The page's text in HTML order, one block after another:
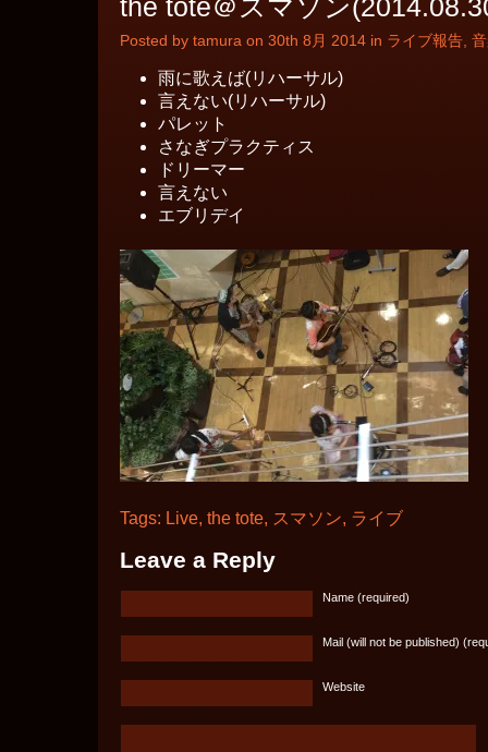
the tote＠スマソン
Posted by tamura on 30th 8月 2014 in ライブ報告
雨に歌えば(リハーサル)
言えない(リハーサル)
パレット
さなぎプラクティス
ドリーマー
言えない
エブリデイ
Tags: Live, the tote, スマソン, ライブ
Leave a Reply
Name (required)
Mail (will not be published)
Website